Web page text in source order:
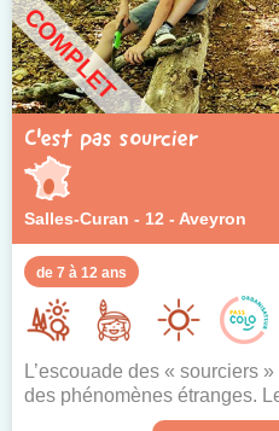
COMPLET
C'est pas sourcier
Salles-Curan - 12 - Aveyron
de 7 à 12 ans
L’escouade des « sourciers
des phénomènes étranges.